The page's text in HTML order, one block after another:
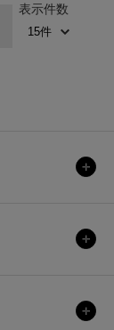
表示件数